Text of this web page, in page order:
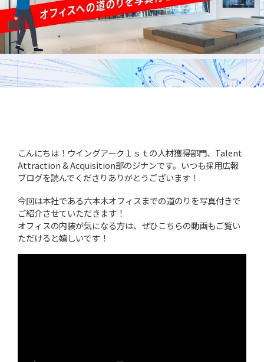
プロダクト / 技術
採用
採用情報
こんにちは！ウイングアーク１ｓｔの人材獲得部門、Talent
Attraction & Acquisition部のジナンです。いつも採用広報
ブログを読んでくださりありがとうございます！
今回は本社である六本木オフィスまでの道のりを写真付きで
ご紹介させていただきます！
オフィスの内装が気になる方は、ぜひこちらの動画もご覧い
ただけると嬉しいです！